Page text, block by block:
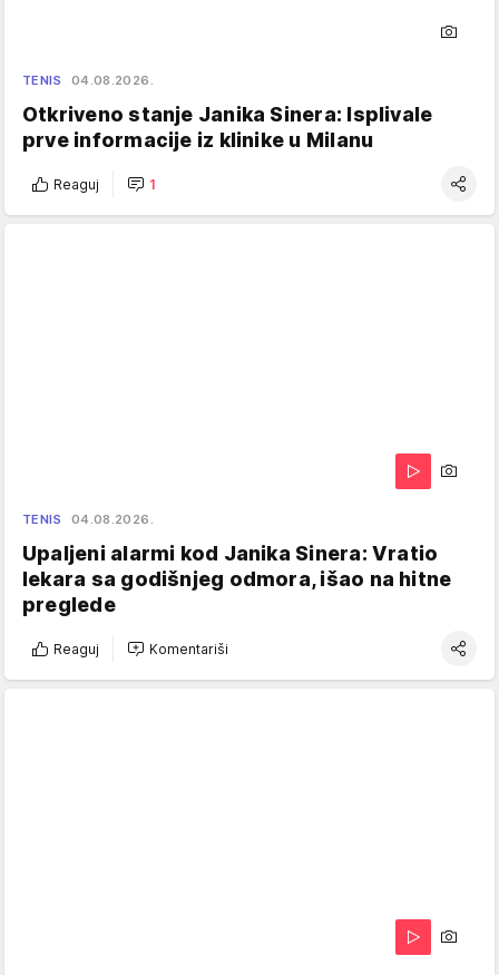
TENIS 04.08.2026.
Otkriveno stanje Janika Sinera: Isplivale
prve informacije iz klinike u Milanu
Reaguj 1
TENIS 04.08.2026.
Upaljeni alarmi kod Janika Sinera: Vratio
lekara sa godišnjeg odmora, išao na hitne
preglede
Reaguj Komentariši